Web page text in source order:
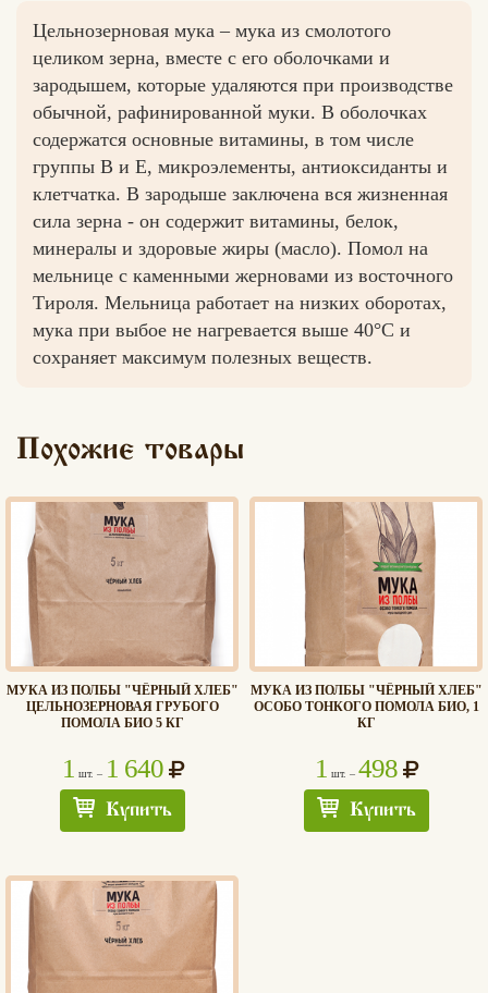
Хлеб
Цельнозерновая мука – мука из смолотого
целиком зерна, вместе с его оболочками и
зародышем, которые удаляются при производстве
обычной, рафинированной муки. В оболочках
содержатся основные витамины, в том числе
группы В и Е, микроэлементы, антиоксиданты и
клетчатка. В зародыше заключена вся жизненная
сила зерна - он содержит витамины, белок,
минералы и здоровые жиры (масло). Помол на
мельнице с каменными жерновами из восточного
Тироля. Мельница работает на низких оборотах,
мука при выбое не нагревается выше 40°С и
сохраняет максимум полезных веществ.
Похожие товары
МУКА ИЗ ПОЛБЫ "ЧЁРНЫЙ ХЛЕБ"
ЦЕЛЬНОЗЕРНОВАЯ ГРУБОГО
ПОМОЛА БИО 5 КГ
1 шт. – 1 640
Купить
МУКА ИЗ ПОЛБЫ "ЧЁРНЫЙ ХЛЕБ"
ОСОБО ТОНКОГО ПОМОЛА БИО, 1
КГ
1 шт. – 498
Купить